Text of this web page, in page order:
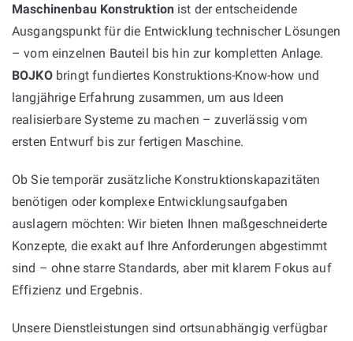
Maschinenbau Konstruktion ist der entscheidende
Ausgangspunkt für die Entwicklung technischer Lösungen
– vom einzelnen Bauteil bis hin zur kompletten Anlage.
BOJKObringt fundiertes Konstruktions-Know-how und
langjährige Erfahrung zusammen, um aus Ideen
realisierbare Systeme zu machen – zuverlässig vom
ersten Entwurf bis zur fertigen Maschine.
Ob Sie temporär zusätzliche Konstruktionskapazitäten
benötigen oder komplexe Entwicklungsaufgaben
auslagern möchten: Wir bieten Ihnen maßgeschneiderte
Konzepte, die exakt auf Ihre Anforderungen abgestimmt
sind – ohne starre Standards, aber mit klarem Fokus auf
Effizienz und Ergebnis.
Unsere Dienstleistungen sind ortsunabhängig verfügbar